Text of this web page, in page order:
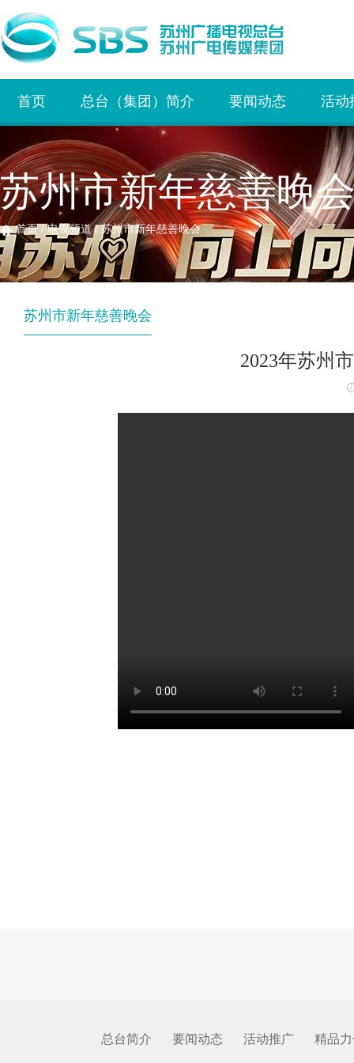
首页 总台（集团）简介 要闻动态 活动
苏州市新年慈善晚
首页/电视频道/苏州市新年慈善晚会
苏州市新年慈善晚会
2023年苏州
总台简介 要闻动态 活动推广 精品